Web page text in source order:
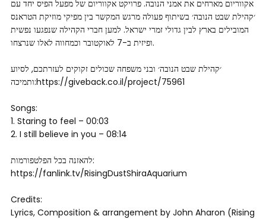
אקווריום מארחים את אמני הנובה. פרויקט אקווריום של מפעל הפיס יחד עם
׳קהילת שבט הנובה׳ בשיתוף פעולה מרגש המקשר בין מפיקי מוזיקת הטראנס
המובילים בארץ לבין גדולי זמרי ישראל. למען חברי הקהילה שנפגעו נפשית
ופיזית ב-7 לאוקטובר וכמחווה לאלו שנרצחו.
׳קהילת שבט הנובה׳ ובני משפחה שכולים זקוקים לעזרתכם, לסיוע
ותמיכה:https://giveback.co.il/project/75961
Songs:
1. Staring to feel – 00:03
2. I still believe in you – 08:14
להאזנה בכל הפלטפורמות:
https://fanlink.tv/RisingDustShiraAquarium
Credits:
Lyrics, Composition & arrangement by John Aharon (Rising